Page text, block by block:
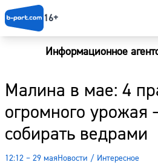
16+
Информационное
Малина в мае: 4
огромного урожая
собирать ведрами
12:12 – 29 маяНовости / Интересное
Новости
Наши гости
Фоторепортажи